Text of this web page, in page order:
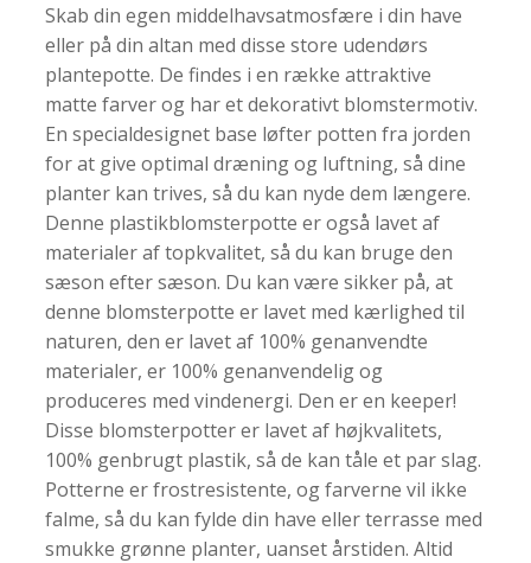
Skab din egen middelhavsatmosfære i din have
eller på din altan med disse store udendørs
plantepotte. De findes i en række attraktive
matte farver og har et dekorativt blomstermotiv.
En specialdesignet base løfter potten fra jorden
for at give optimal dræning og luftning, så dine
planter kan trives, så du kan nyde dem længere.
Denne plastikblomsterpotte er også lavet af
materialer af topkvalitet, så du kan bruge den
sæson efter sæson. Du kan være sikker på, at
denne blomsterpotte er lavet med kærlighed til
naturen, den er lavet af 100% genanvendte
materialer, er 100% genanvendelig og
produceres med vindenergi. Den er en keeper!
Disse blomsterpotter er lavet af højkvalitets,
100% genbrugt plastik, så de kan tåle et par slag.
Potterne er frostresistente, og farverne vil ikke
falme, så du kan fylde din have eller terrasse med
smukke grønne planter, uanset årstiden. Altid